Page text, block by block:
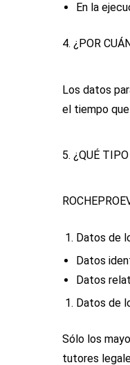
En la
4. ¿POR
Los datos
el tiempo
5. ¿QUÉ
Datos de
Datos
Datos
Datos de
Sólo los
tutores